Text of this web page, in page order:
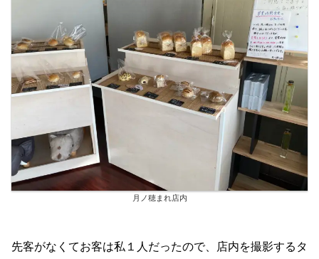
月ノ穂まれ店内
先客がなくてお客は私１人だったので、店内を撮影するタ